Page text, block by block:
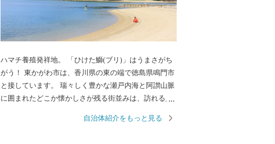
ハマチ養殖発祥地。 「ひけた鰤(ブリ)」はうまさがち
がう！ 東かがわ市は、香川県の東の端で徳島県鳴門市
と接しています。 瑞々しく豊かな瀬戸内海と阿讃山脈
に囲まれたどこか懐かしさが残る街並みは、訪れる人
る人たちが住んでいます。 日本で初めて養殖に成功し
自治体紹介をもっと見る